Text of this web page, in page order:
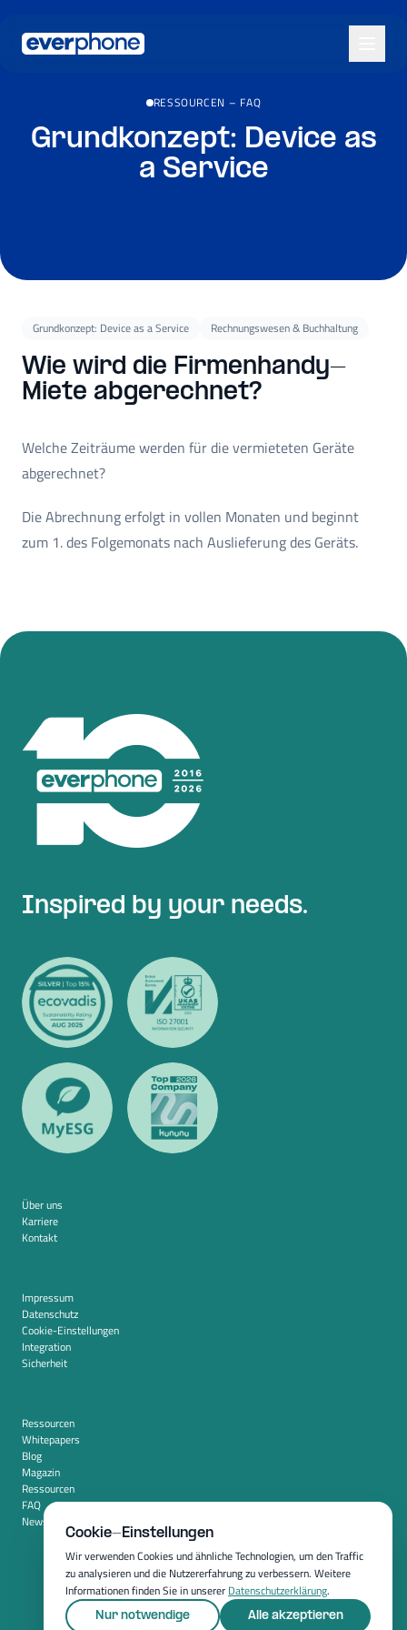
RESSOURCEN – FAQ
Grundkonzept: Device as
a Service
Grundkonzept: Device as a Service Rechnungswesen & Buchhaltung
Wie wird die Firmenhandy-
Miete abgerechnet?
Welche Zeiträume werden für die vermieteten Geräte
abgerechnet?
Die Abrechnung erfolgt in vollen Monaten und beginnt
zum 1. des Folgemonats nach Auslieferung des Geräts.
Inspired by your needs.
Über uns
Karriere
Kontakt
Impressum
Datenschutz
Cookie-Einstellungen
Integration
Sicherheit
Ressourcen
Whitepapers
Blog
Magazin
Ressourcen
FAQ
Newsroom
Cookie-Einstellungen
Wir verwenden Cookies und ähnliche Technologien, um den Traffic
zu analysieren und die Nutzererfahrung zu verbessern. Weitere
Informationen finden Sie in unserer Datenschutzerklärung.
Nur notwendige Alle akzeptieren